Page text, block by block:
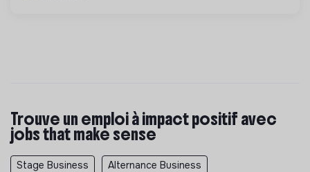
Trouve un emploi à impact positif avec
jobs that make sense
Stage Business Alternance Business